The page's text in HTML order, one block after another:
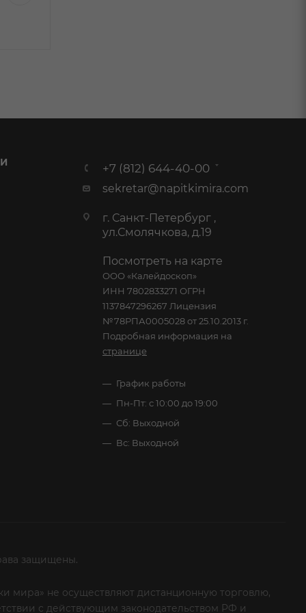
+7 (812) 644-40-00
sekretar@napitkimira.com
г. Санкт-Петербург ,
ул.Смолячкова, д.19
Посмотреть на карте
ООО «Калейдоскоп»
ИНН 7802833271 ОГРН
1137847296267 Лицензия
№78РПА0005028 от 25.10.2013 г.
Подробная информация на
странице
График работы
Пн-Пт: с 10:00 до 19:00
Сб: Выходной
Вс: Выходной
защищены.
мира» не осуществляют дистанционную торговлю,
с действующим законодательством РФ и